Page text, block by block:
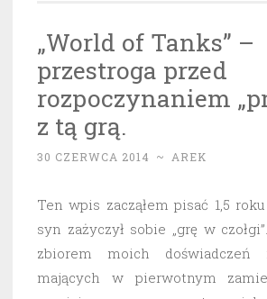
„World of Tanks” –
przestroga przed
rozpoczynaniem
z tą grą.
30 CZERWCA 2014 ~ AREK
Ten wpis zacząłem pisać 1,5
syn zażyczył sobie „grę w
zbiorem moich doświadczeń
mających w pierwotnym